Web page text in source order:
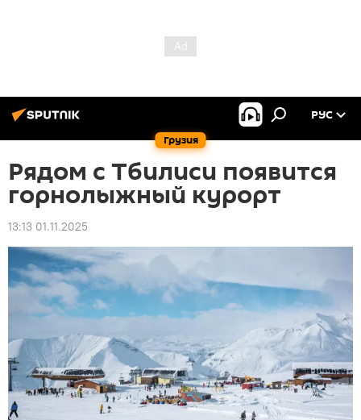
Грузия
РУС
Рядом с Тбилиси появится
горнолыжный курорт
13:13 01.11.2025